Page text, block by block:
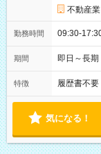
不動産業
勤務時間 09:30-
期間 即日～長
特徴 履歴書不要
気になる！